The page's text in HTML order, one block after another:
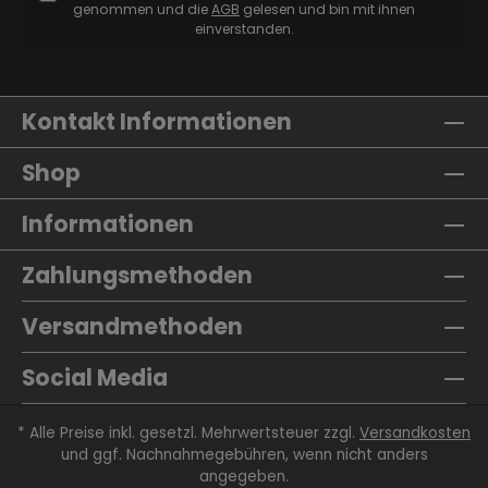
genommen und dieAGB gelesen und bin mit ihnen
einverstanden.
Kontakt Informationen
Shop
Informationen
Zahlungsmethoden
Versandmethoden
Social Media
* Alle Preise inkl. gesetzl. Mehrwertsteuer zzgl. Versandkosten
und ggf. Nachnahmegebühren, wenn nicht anders
angegeben.